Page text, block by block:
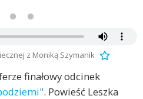
z Moniką Szymanik
finałowy odcinek
. Powieść Leszka